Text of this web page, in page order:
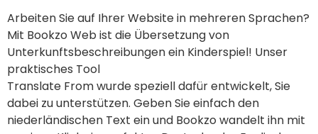
Arbeiten Sie auf Ihrer Website in mehreren Sprachen?
Mit Bookzo Web ist die Übersetzung von
Unterkunftsbeschreibungen ein Kinderspiel! Unser
praktisches Tool
Translate From wurde speziell dafür entwickelt, Sie
dabei zu unterstützen. Geben Sie einfach den
niederländischen Text ein und Bookzo wandelt ihn mit